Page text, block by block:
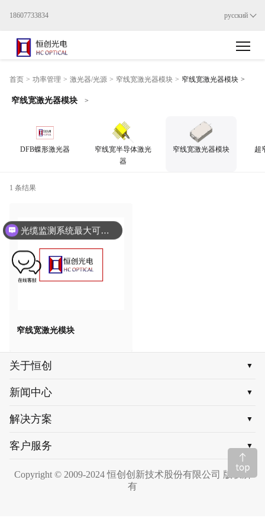
18607733834 русский
首页 > 功率管理 > 激光器/光源 > 窄线宽激光器模块 > 窄线宽激光器模块 >
窄线宽激光器模块 >
DFB蝶形激光器
窄线宽半导体激光
器
窄线宽激光器模块 超
1 条结果
窄线宽激光模块
关于恒创 ▼
新闻中心 ▼
解决方案 ▼
客户服务 ▼
Copyright © 2009-2024 恒创创新技术股份有限公司 版权所
有
光缆监测系统最大可以监测多少公里，是否支持项目投标？